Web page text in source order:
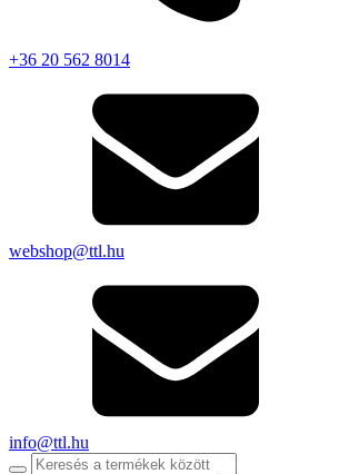
+36 20 562 8014
webshop@ttl.hu
info@ttl.hu